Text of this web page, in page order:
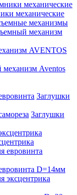
механические
механизмы
механизм
AVENTOS
Aventos
Заглушки
Заглушки
D=14мм